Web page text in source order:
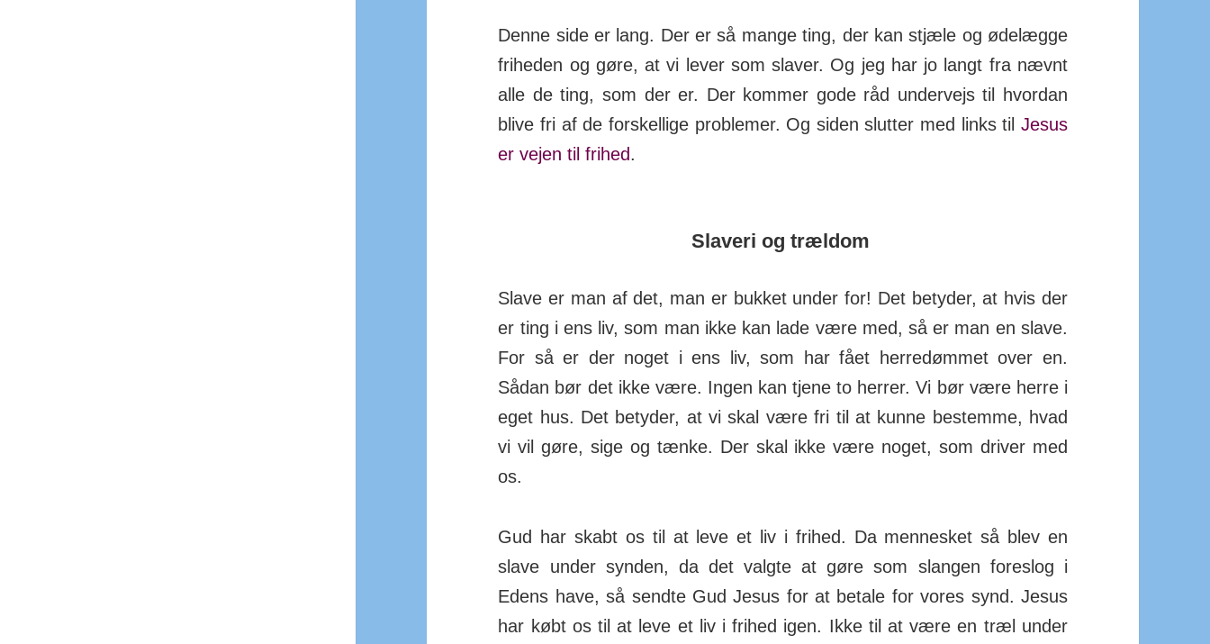
Denne side er lang. Der er så mange ting, der kan stjæle og ødelægge
friheden og gøre, at vi lever som slaver. Og jeg har jo langt fra nævnt
alle de ting, som der er. Der kommer gode råd undervejs til hvordan
blive fri af de forskellige problemer. Og siden slutter med links til Jesus
er vejen til frihed.
Slaveri og trældom
Slave er man af det, man er bukket under for! Det betyder, at hvis der
er ting i ens liv, som man ikke kan lade være med, så er man en slave.
For så er der noget i ens liv, som har fået herredømmet over en.
Sådan bør det ikke være. Ingen kan tjene to herrer. Vi bør være herre i
eget hus. Det betyder, at vi skal være fri til at kunne bestemme, hvad
vi vil gøre, sige og tænke. Der skal ikke være noget, som driver med
os.
Gud har skabt os til at leve et liv i frihed. Da mennesket så blev en
slave under synden, da det valgte at gøre som slangen foreslog i
Edens have, så sendte Gud Jesus for at betale for vores synd. Jesus
har købt os til at leve et liv i frihed igen. Ikke til at være en træl under